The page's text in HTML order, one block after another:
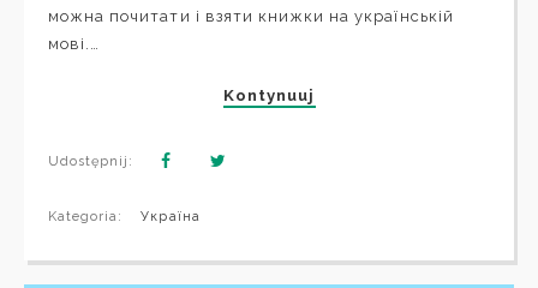
можна почитати і взяти книжки на українській
мові.…
Kontynuuj
Udostępnij:
Kategoria: Україна